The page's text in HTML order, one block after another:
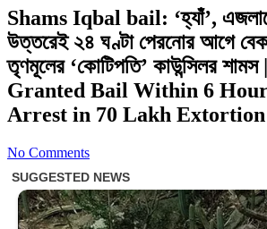
Shams Iqbal bail: ‘হ্যাঁ’,
উত্তরেই ২৪ ঘণ্টা পেরনোর আগে
তৃণমূলের ‘কোটিপতি’ কাউন্সিলর
Granted Bail Within 6
Arrest in 70 Lakh Extortion
No Comments